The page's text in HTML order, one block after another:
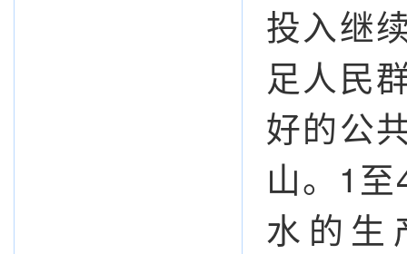
投入继
足人民
好的公
山。1
水的生